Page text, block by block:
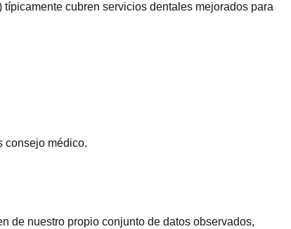
cubren servicios dentales mejorados para
consejo médico.
de nuestro propio conjunto de datos observados,